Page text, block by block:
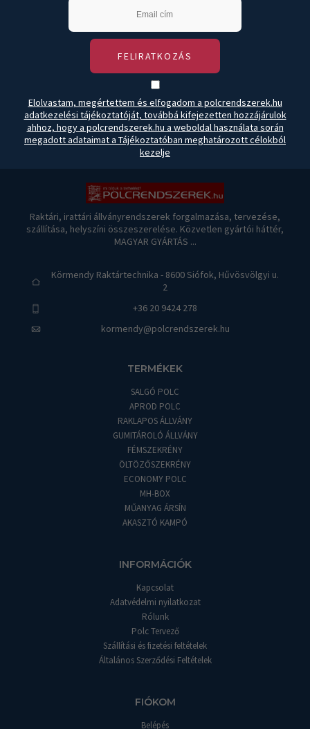
FELIRATKOZÁS
Elolvastam, megértettem és elfogadom a polcrendszerek.hu
adatkezelési tájékoztatóját, továbbá kifejezetten hozzájárulok
ahhoz, hogy a polcrendszerek.hu a weboldal használata során
megadott adataimat a Tájékoztatóban meghatározott célokból
kezelje
Raktári, irattári állványrendszerek forgalmazása, tervezése,
szállítása, helyszíni összeszerelése. Közvetlen gyártói háttér,
MAGYAR GYÁRTÁS ...
Körmendy Raktártechnika - 8600 Siófok, Hűvösvölgyi u.
2
+36 20 9424 278
kormendy@polcrendszerek.hu
TERMÉKEK
SALGÓ POLC
APROD POLC
RAKLAPOS ÁLLVÁNY
GUMITÁROLÓ ÁLLVÁNY
FÉMSZEKRÉNY
ÖLTÖZŐSZEKRÉNY
ECONOMY POLC
MH-BOX
MŰANYAG ÁRSÍN
AKASZTÓ KAMPÓ
INFORMÁCIÓK
Kapcsolat
Adatvédelmi nyilatkozat
Rólunk
Polc Tervező
Szállítási és fizetési feltételek
Általános Szerződési Feltételek
FIÓKOM
Belépés